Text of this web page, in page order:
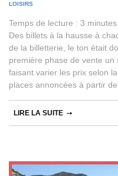
LOISIRS
Temps de lecture : 3 minutes
Des billets à la hausse à
de la billetterie, le ton était
première phase de vente
faisant varier les prix selon
places annoncées à partir
LIRE LA SUITE